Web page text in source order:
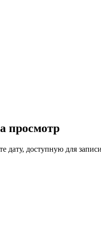
просмотр
дату, доступную для